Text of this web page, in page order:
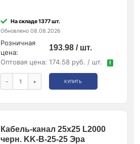
На складе 1377 шт.
Обновлено 08.08.2026
Розничная
цена:
193.98 / шт.
Оптовая цена: 174.58 руб. / шт. !
- + КУПИТЬ
Кабель-канал 25х25 L2000
черн. KK-B-25-25 Эра